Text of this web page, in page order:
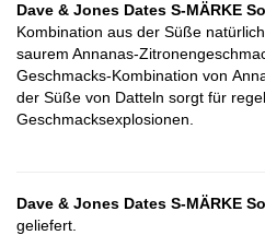
Dave & Jones Dates S-MÄRKE
Kombination aus der Süße
saurem Annanas-
Geschmacks-Kombination von
der Süße von Datteln sorgt für
Geschmacksexplosionen.
Dave & Jones Dates S-MÄRKE
geliefert.